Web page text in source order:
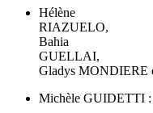
Hélène
RIAZUELO,
Bahia
GUELLAI,
Gladys MONDIERE
Michèle GUIDETTI :